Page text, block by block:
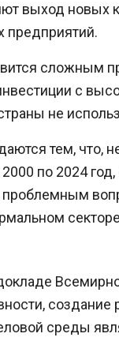
выход новых
предприятий.
сложным
с
не
тем, что,
2000 по 2024
среды